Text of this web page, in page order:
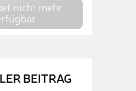
nicht mehr
BEITRAG